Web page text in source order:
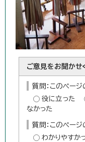
ご意見をお聞かせ
質問：このペー
役に立った
なかった
質問：このペー
わかりやすか